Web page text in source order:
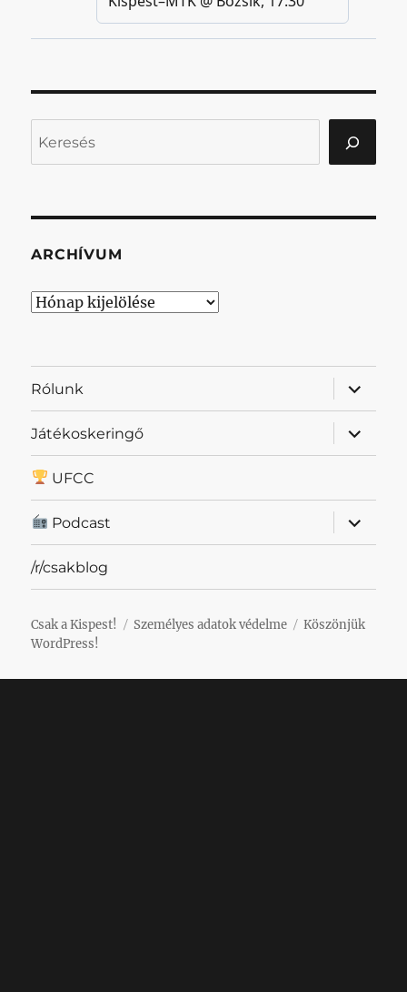
ARCHÍVUM
Archívum
Rólunk
almenü
Játékoskeringő
almenü
UFCC
Podcast
almenü
/r/csakblog
Csak a Kispest! Személyes adatok védelme
Köszönjük
WordPress!